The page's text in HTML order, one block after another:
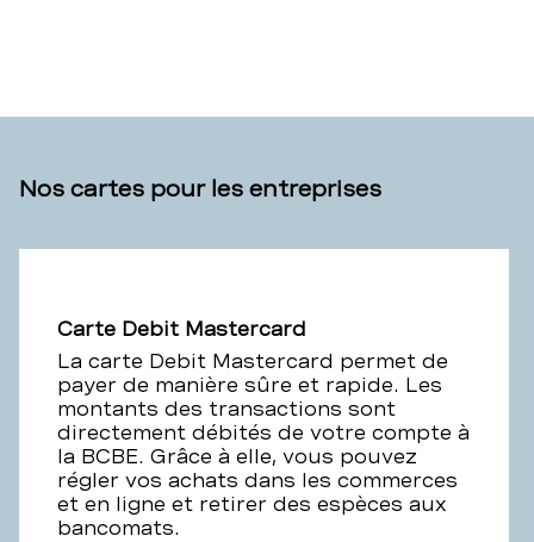
Nos cartes pour les entreprises
Carte Debit Mastercard
La carte Debit Mastercard permet de
payer de manière sûre et rapide. Les
montants des transactions sont
directement débités de votre compte à
la BCBE. Grâce à elle, vous pouvez
régler vos achats dans les commerces
et en ligne et retirer des espèces aux
bancomats.